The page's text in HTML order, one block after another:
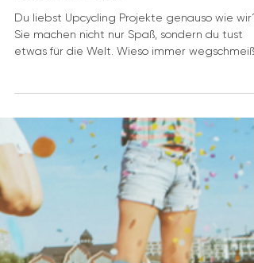
Kreative DIY Idee
Du liebst Upcycling Projekte genauso wie wir?